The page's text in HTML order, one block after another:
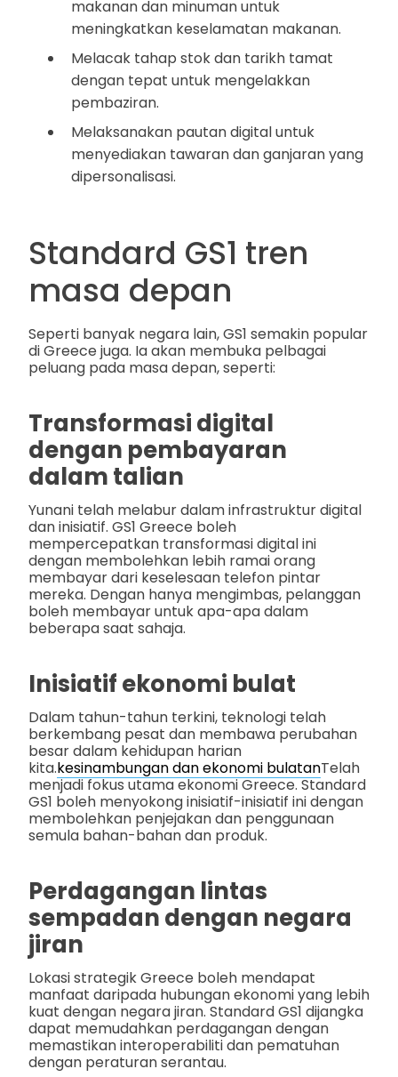
makanan dan minuman untuk
meningkatkan keselamatan makanan.
Melacak tahap stok dan tarikh tamat
dengan tepat untuk mengelakkan
pembaziran.
Melaksanakan pautan digital untuk
menyediakan tawaran dan ganjaran yang
dipersonalisasi.
Standard GS1 tren
masa depan
Seperti banyak negara lain, GS1 semakin popular
di Greece juga. Ia akan membuka pelbagai
peluang pada masa depan, seperti:
Transformasi digital
dengan pembayaran
dalam talian
Yunani telah melabur dalam infrastruktur digital
dan inisiatif. GS1 Greece boleh
mempercepatkan transformasi digital ini
dengan membolehkan lebih ramai orang
membayar dari keselesaan telefon pintar
mereka. Dengan hanya mengimbas, pelanggan
boleh membayar untuk apa-apa dalam
beberapa saat sahaja.
Inisiatif ekonomi bulat
Dalam tahun-tahun terkini, teknologi telah
berkembang pesat dan membawa perubahan
besar dalam kehidupan harian
kita.kesinambungan dan ekonomi bulatanTelah
menjadi fokus utama ekonomi Greece. Standard
GS1 boleh menyokong inisiatif-inisiatif ini dengan
membolehkan penjejakan dan penggunaan
semula bahan-bahan dan produk.
Perdagangan lintas
sempadan dengan negara
jiran
Lokasi strategik Greece boleh mendapat
manfaat daripada hubungan ekonomi yang lebih
kuat dengan negara jiran. Standard GS1 dijangka
dapat memudahkan perdagangan dengan
memastikan interoperabiliti dan pematuhan
dengan peraturan serantau.